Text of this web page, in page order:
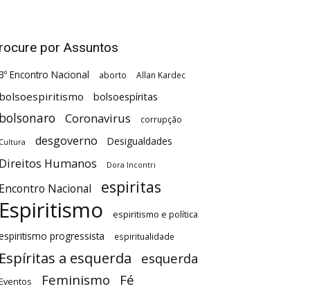
por Assuntos
Encontro Nacional aborto Allan Kardec
bolsoespíritas
Coronavirus corrupção
desgoverno Desigualdades
Humanos Dora Incontri
Nacional espiritas
espiritismo e política
progressista espiritualidade
a esquerda esquerda
Feminismo Fé